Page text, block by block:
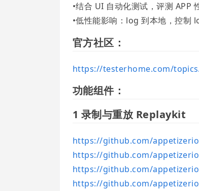
•结合 UI 自动化测试，评测 APP
•低性能影响：log 到本地，控制
官方社区：
https://testerhome.com/
功能组件：
1 录制与重放 Replaykit
https://github.com/
https://github.com/
https://github.com/
https://github.com/appetizerio/